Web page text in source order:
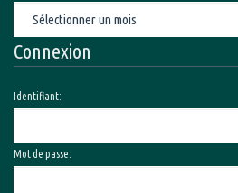
Connexion
Identifiant:
Mot de passe: